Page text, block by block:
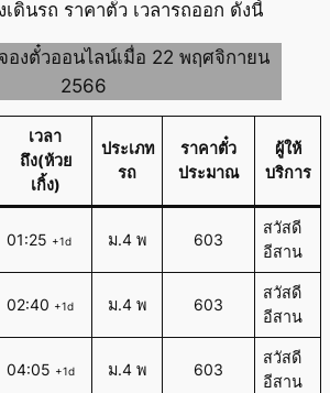
ดินรถ ราคาตั๋ว เวลารถออก ดังนี้
องตั๋วออนไลน์เมื่อ 22 พฤศจิกายน
2566
เวลา
ถึง(ห้วย
เกิ้ง)
ประเภท
รถ
ราคาตั๋ว
ประมาณ
ผู้ให้
บริการ
01:25 +1d ม.4 พ 603
สวัสดี
อีสาน
02:40 +1d ม.4 พ 603
สวัสดี
อีสาน
04:05 +1d ม.4 พ 603
สวัสดี
อีสาน